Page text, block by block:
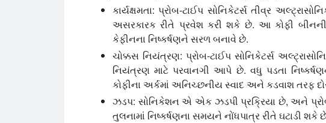
કાર્યક્ષમતા: પ્રોબ-ટાઈપ સોનિકેટર્સ તીવ્ર
અસરકારક રીતે પ્રવેશ કરી શકે છે. આ કોફી
કેફીનના નિષ્કર્ષણને સરળ બનાવે છે.
ચોક્કસ નિયંત્રણ: પ્રોબ-ટાઈપ સોનિકેટર્સ
નિયંત્રણ માટે પરવાનગી આપે છે. વધુ પડતા
કોફીના અર્કમાં અનિચ્છનીય સ્વાદ અને કડવાશ તરફ
ઝડપ: સોનિકેશન એ એક ઝડપી પ્રક્રિયા છે, અને
તુલનામાં નિષ્કર્ષણના સમયને નોંધપાત્ર રીતે ઘટાડી શકે